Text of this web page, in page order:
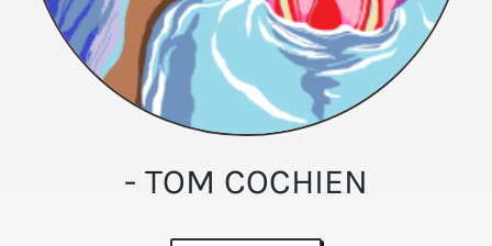
- TOM COCHIEN